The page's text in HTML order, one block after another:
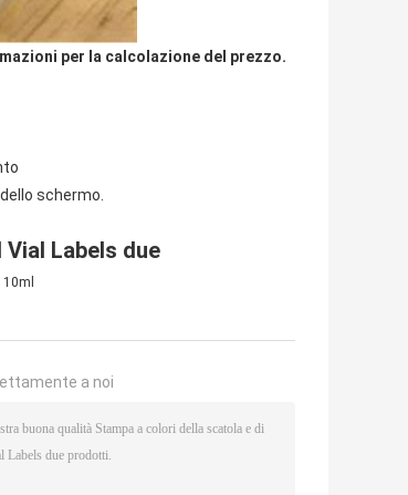
per la calcolazione del prezzo.
schermo.
Labels due
a noi